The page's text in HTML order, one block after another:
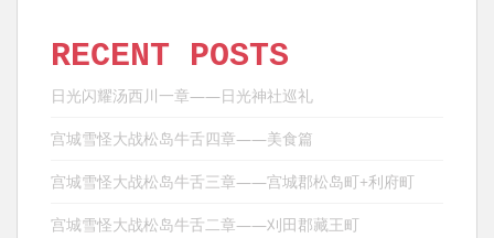
RECENT POSTS
日光闪耀汤西川一章——日光神社巡礼
宫城雪怪大战松岛牛舌四章——美食篇
宫城雪怪大战松岛牛舌三章——宫城郡松岛町+利府町
宫城雪怪大战松岛牛舌二章——刈田郡藏王町